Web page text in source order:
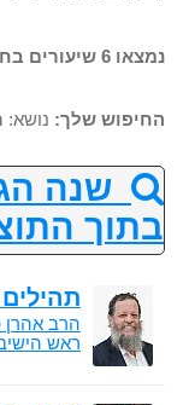
נמצאו 6 שיעורים בחיפוש
החיפוש שלך: נושא:
שנה
בתוך
תהילים 37 | פרק קד'
הרב אהרן
ראש